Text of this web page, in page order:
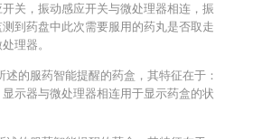
关，振动感应开关与微处理器相连，振
到药盘中此次需要服用的药丸是否取走
理器。
述的服药智能提醒的药盒，其特征在于：
示器与微处理器相连用于显示药盒的状